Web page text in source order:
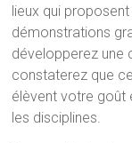
lieux qui
démonstrations
développerez une
constaterez que
élèvent votre goût
les disciplines.